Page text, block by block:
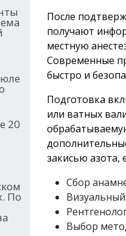
20
По
После
получают
местную
Современные
быстро и
Подготовка
или ватных
закисью азота,
Сбор
Выбор